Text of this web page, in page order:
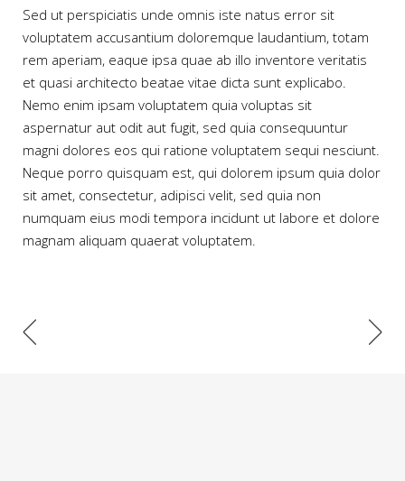
Sed ut perspiciatis unde omnis iste natus error sit
voluptatem accusantium doloremque laudantium, totam
rem aperiam, eaque ipsa quae ab illo inventore veritatis
et quasi architecto beatae vitae dicta sunt explicabo.
Nemo enim ipsam voluptatem quia voluptas sit
aspernatur aut odit aut fugit, sed quia consequuntur
magni dolores eos qui ratione voluptatem sequi nesciunt.
Neque porro quisquam est, qui dolorem ipsum quia dolor
sit amet, consectetur, adipisci velit, sed quia non
numquam eius modi tempora incidunt ut labore et dolore
magnam aliquam quaerat voluptatem.